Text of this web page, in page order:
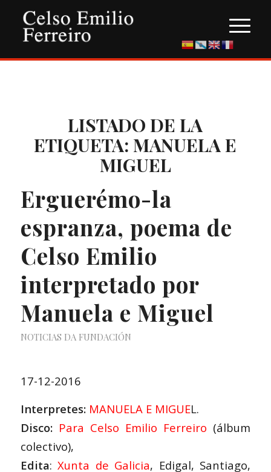
LISTADO DE LA
ETIQUETA:MANUELA E
MIGUEL
Erguerémo-la
espranza, poema de
Celso Emilio
interpretado por
Manuela e Miguel
NOTICIAS DA FUNDACIÓN
17-12-2016
Interpretes: MANUELA E MIGUEL.
Disco: Para Celso Emilio Ferreiro (álbum
colectivo),
Edita: Xunta de Galicia, Edigal, Santiago,